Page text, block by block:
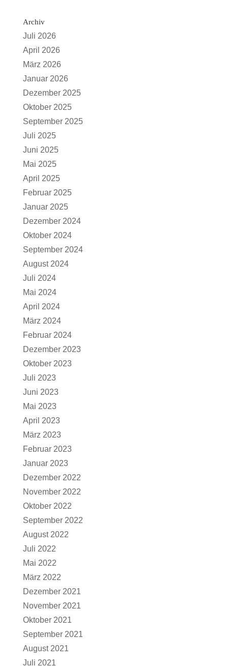
Archiv
Juli 2026
April 2026
März 2026
Januar 2026
Dezember 2025
Oktober 2025
September 2025
Juli 2025
Juni 2025
Mai 2025
April 2025
Februar 2025
Januar 2025
Dezember 2024
Oktober 2024
September 2024
August 2024
Juli 2024
Mai 2024
April 2024
März 2024
Februar 2024
Dezember 2023
Oktober 2023
Juli 2023
Juni 2023
Mai 2023
April 2023
März 2023
Februar 2023
Januar 2023
Dezember 2022
November 2022
Oktober 2022
September 2022
August 2022
Juli 2022
Mai 2022
März 2022
Dezember 2021
November 2021
Oktober 2021
September 2021
August 2021
Juli 2021